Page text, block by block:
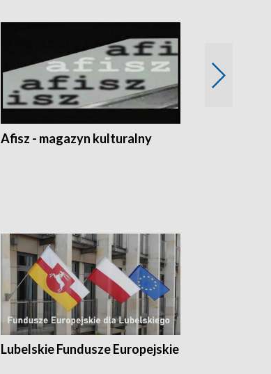
Afisz - magazyn kulturalny
Lubelskie Fundusze Europejskie